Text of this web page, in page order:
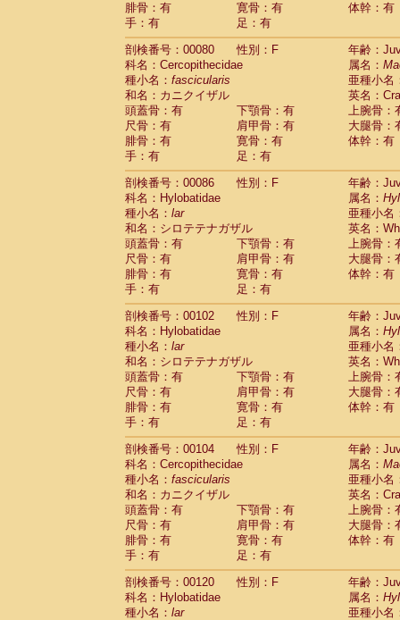
腓骨：有
寛骨：有
体幹：有
手：有
足：有
剖検番号：00080
性別：F
年齢：
科名：Cercopithecidae
属名：
種小名： fascicularis
亜種小名
和名：カニクイザル
英名：
頭蓋骨：有
下顎骨：有
上腕骨：
尺骨：有
肩甲骨：有
大腿骨：
腓骨：有
寛骨：有
体幹：有
手：有
足：有
剖検番号：00086
性別：F
年齢：
科名：Hylobatidae
属名：
種小名： lar
亜種小名
和名：シロテテナガザル
英名：
頭蓋骨：有
下顎骨：有
上腕骨：
尺骨：有
肩甲骨：有
大腿骨：
腓骨：有
寛骨：有
体幹：有
手：有
足：有
剖検番号：00102
性別：F
年齢：
科名：Hylobatidae
属名：
種小名： lar
亜種小名
和名：シロテテナガザル
英名：
頭蓋骨：有
下顎骨：有
上腕骨：
尺骨：有
肩甲骨：有
大腿骨：
腓骨：有
寛骨：有
体幹：有
手：有
足：有
剖検番号：00104
性別：F
年齢：
科名：Cercopithecidae
属名：
種小名： fascicularis
亜種小名
和名：カニクイザル
英名：
頭蓋骨：有
下顎骨：有
上腕骨：
尺骨：有
肩甲骨：有
大腿骨：
腓骨：有
寛骨：有
体幹：有
手：有
足：有
剖検番号：00120
性別：F
年齢：
科名：Hylobatidae
属名：
種小名： lar
亜種小名